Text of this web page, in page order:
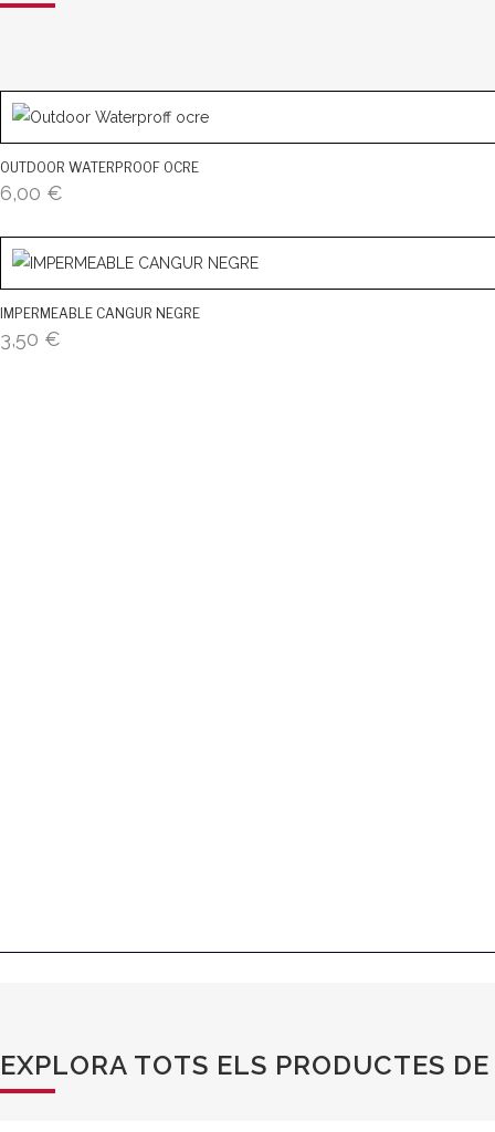
OUTDOOR WATERPROOF OCRE
6,00 €
IMPERMEABLE CANGUR NEGRE
3,50 €
EXPLORA TOTS ELS PRODUCTES